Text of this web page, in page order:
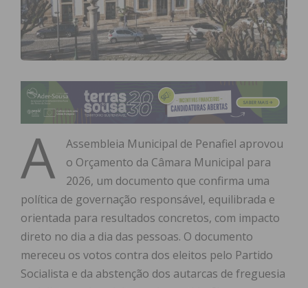
A
Assembleia Municipal de Penafiel aprovou
o Orçamento da Câmara Municipal para
2026, um documento que confirma uma
política de governação responsável, equilibrada e
orientada para resultados concretos, com impacto
direto no dia a dia das pessoas. O documento
mereceu os votos contra dos eleitos pelo Partido
Socialista e da abstenção dos autarcas de freguesia